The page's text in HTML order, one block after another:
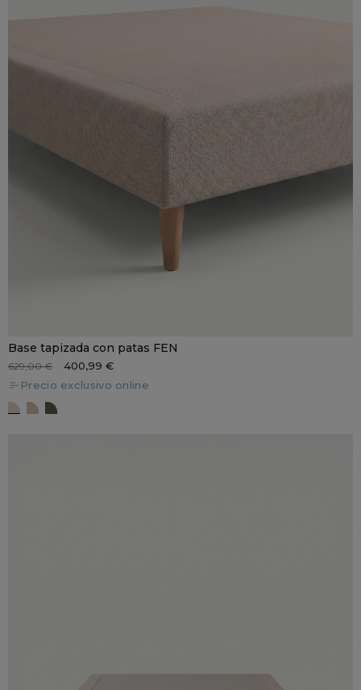
Base tapizada con patas FEN
629,00 €
400,99 €
Precio exclusivo online
GL 2GL 5